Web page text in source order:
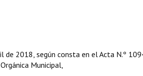
2018, según consta en el Acta N.º
Municipal,